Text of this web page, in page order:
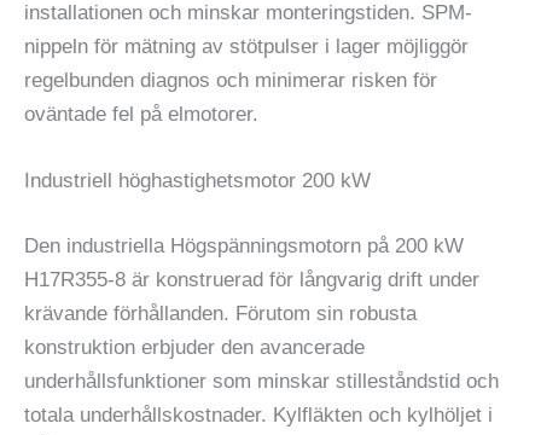
installationen och minskar monteringstiden. SPM-
nippeln för mätning av stötpulser i lager möjliggör
regelbunden diagnos och minimerar risken för
oväntade fel på elmotorer.
Industriell höghastighetsmotor 200 kW
Den industriella Högspänningsmotorn på 200 kW
H17R355-8 är konstruerad för långvarig drift under
krävande förhållanden. Förutom sin robusta
konstruktion erbjuder den avancerade
underhållsfunktioner som minskar stilleståndstid och
totala underhållskostnader. Kylfläkten och kylhöljet i